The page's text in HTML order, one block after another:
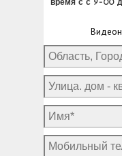
время с с 9-00